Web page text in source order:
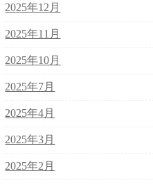
2025年12月
2025年11月
2025年10月
2025年7月
2025年4月
2025年3月
2025年2月